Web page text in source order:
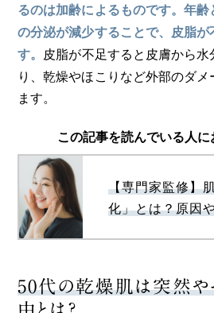
るのは加齢によるものです。年
の分泌が減少することで、皮脂が
す。 皮脂が不足すると皮膚から
り、乾燥やほこりなど外部のダメ
ます。
この記事を読んでいる人
【専門家監修】
化」とは？原因
50代の乾燥肌は突然やっ
由とは？